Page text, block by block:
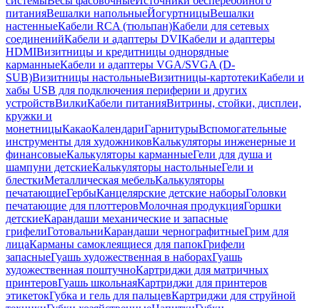
питанияВешалки напольныеЙогуртницыВешалки
настенныеКабели RCA (тюльпан)Кабели для сетевых
соединенийКабели и адаптеры DVIКабели и адаптеры
HDMIВизитницы и кредитницы однорядные
карманныеКабели и адаптеры VGA/SVGA (D-
SUB)Визитницы настольныеВизитницы-картотекиКабели и
хабы USB для подключения периферии и других
устройствВилкиКабели питанияВитрины, стойки, дисплеи,
кружки и
монетницыКакаоКалендариГарнитурыВспомогательные
инструменты для художниковКалькуляторы инженерные и
финансовыеКалькуляторы карманныеГели для душа и
шампуни детскиеКалькуляторы настольныеГели и
блесткиМеталлическая мебельКалькуляторы
печатающиеГербыКанцелярские детские наборыГоловки
печатающие для плоттеровМолочная продукцияГоршки
детскиеКарандаши механические и запасные
грифелиГотовальниКарандаши чернографитныеГрим для
лицаКарманы самоклеящиеся для папокГрифели
запасныеГуашь художественная в наборахГуашь
художественная поштучноКартриджи для матричных
принтеровГуашь школьнаяКартриджи для принтеров
этикетокГубка и гель для пальцевКартриджи для струйной